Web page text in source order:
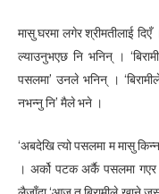
मासु घरमा लगेर श्रीमतीलाई
ल्याउनुभएछ नि भनिन् ।
पसलमा’ उनले भनिन् ।
नभन्नु नि’ मैले भने ।
‘अबदेखि त्यो पसलमा म मासु
। अर्को पटक अर्कै पसलमा